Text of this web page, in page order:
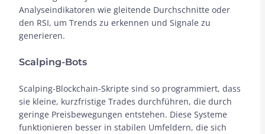
Analyseindikatoren wie gleitende Durchschnitte oder
den RSI, um Trends zu erkennen und Signale zu
generieren.
Scalping-Bots
Scalping-Blockchain-Skripte sind so programmiert, dass
sie kleine, kurzfristige Trades durchführen, die durch
geringe Preisbewegungen entstehen. Diese Systeme
funktionieren besser in stabilen Umfeldern, die sich